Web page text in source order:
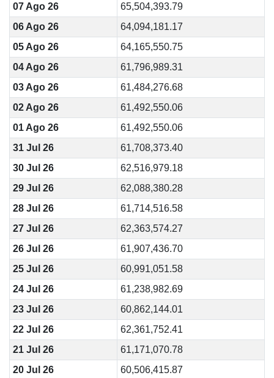
07 Ago 26
65,504,393.79
06 Ago 26
64,094,181.17
05 Ago 26
64,165,550.75
04 Ago 26
61,796,989.31
03 Ago 26
61,484,276.68
02 Ago 26
61,492,550.06
01 Ago 26
61,492,550.06
31 Jul 26
61,708,373.40
30 Jul 26
62,516,979.18
29 Jul 26
62,088,380.28
28 Jul 26
61,714,516.58
27 Jul 26
62,363,574.27
26 Jul 26
61,907,436.70
25 Jul 26
60,991,051.58
24 Jul 26
61,238,982.69
23 Jul 26
60,862,144.01
22 Jul 26
62,361,752.41
21 Jul 26
61,171,070.78
20 Jul 26
60,506,415.87